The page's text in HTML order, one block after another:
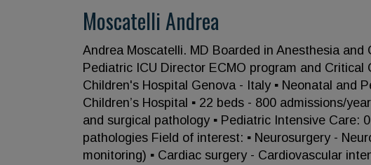
Moscatelli Andrea
Andrea Moscatelli. MD Boarded in Anesthesia
Pediatric ICU Director ECMO program and
Children's Hospital Genova - Italy ▪ Neonatal and
Children’s Hospital ▪ 22 beds - 800 admissions/
and surgical pathology ▪ Pediatric Intensive Care:
pathologies Field of interest: ▪ Neurosurgery -
monitoring) ▪ Cardiac surgery - Cardiovascular